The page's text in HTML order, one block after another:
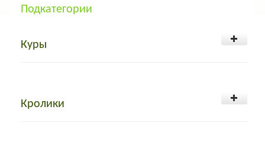
Подкатегории
Куры
Кролики